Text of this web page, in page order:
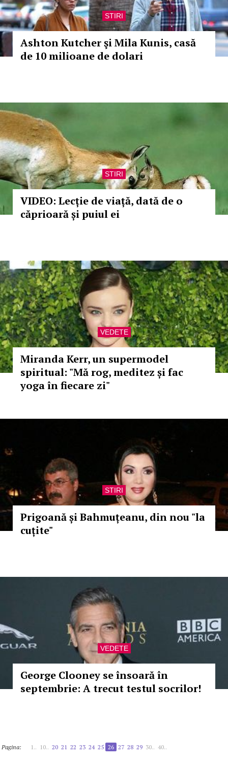
STIRI
Ashton Kutcher şi Mila Kunis, casă
de 10 milioane de dolari
STIRI
VIDEO: Lecție de viață, dată de o
căprioară și puiul ei
VEDETE
Miranda Kerr, un supermodel
spiritual: "Mă rog, meditez și fac
yoga în fiecare zi"
STIRI
Prigoană și Bahmuțeanu, din nou "la
cuțite"
VEDETE
George Clooney se însoară în
septembrie: A trecut testul socrilor!
Pagina: 1.. 10.. 20 21 22 23 24 25 26 27 28 29 30.. 40..